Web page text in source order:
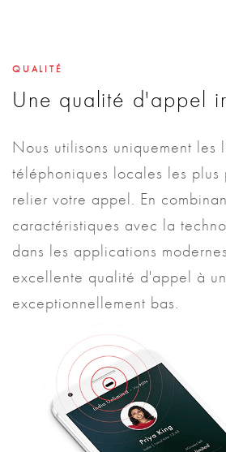
QUALITÉ
Une qualité d'appel
Nous utilisons uniquement les
téléphoniques locales les plus
relier votre appel. En
caractéristiques avec la
dans les applications
excellente qualité d'appel à
exceptionnellement bas.